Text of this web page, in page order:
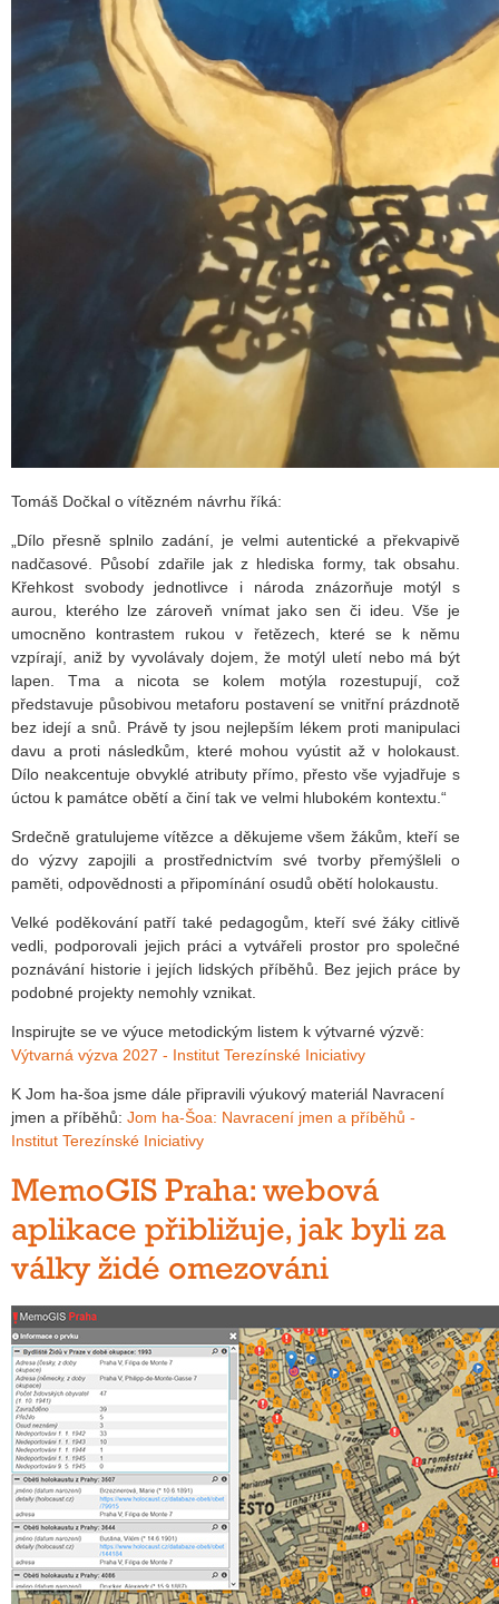
Tomáš Dočkal o vítězném návrhu říká:
„Dílo přesně splnilo zadání, je velmi autentické a překvapivě
nadčasové. Působí zdařile jak z hlediska formy, tak obsahu.
Křehkost svobody jednotlivce i národa znázorňuje motýl s
aurou, kterého lze zároveň vnímat jako sen či ideu. Vše je
umocněno kontrastem rukou v řetězech, které se k němu
vzpírají, aniž by vyvolávaly dojem, že motýl uletí nebo má být
lapen. Tma a nicota se kolem motýla rozestupují, což
představuje působivou metaforu postavení se vnitřní prázdnotě
bez idejí a snů. Právě ty jsou nejlepším lékem proti manipulaci
davu a proti následkům, které mohou vyústit až v holokaust.
Dílo neakcentuje obvyklé atributy přímo, přesto vše vyjadřuje s
úctou k památce obětí a činí tak ve velmi hlubokém kontextu.“
Srdečně gratulujeme vítězce a děkujeme všem žákům, kteří se
do výzvy zapojili a prostřednictvím své tvorby přemýšleli o
paměti, odpovědnosti a připomínání osudů obětí holokaustu.
Velké poděkování patří také pedagogům, kteří své žáky citlivě
vedli, podporovali jejich práci a vytvářeli prostor pro společné
poznávání historie i jejích lidských příběhů. Bez jejich práce by
podobné projekty nemohly vznikat.
Inspirujte se ve výuce metodickým listem k výtvarné výzvě:
Výtvarná výzva 2027 - Institut Terezínské Iniciativy
K Jom ha-šoa jsme dále připravili výukový materiál Navracení
jmen a příběhů: Jom ha-Šoa: Navracení jmen a příběhů -
Institut Terezínské Iniciativy
MemoGIS Praha: webová
aplikace přibližuje, jak byli za
války židé omezováni